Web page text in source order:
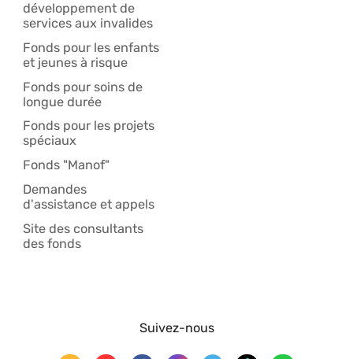
développement de
services aux invalides
Fonds pour les enfants
et jeunes à risque
Fonds pour soins de
longue durée
Fonds pour les projets
spéciaux
Fonds "Manof"
Demandes
d'assistance et appels
Site des consultants
des fonds
Suivez-nous